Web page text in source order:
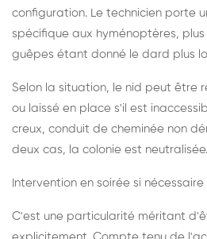
configuration. Le technicien porte
spécifique aux hyménoptères,
guêpes étant donné le dard plus
Selon la situation, le nid peut être
ou laissé en place s'il est
creux, conduit de cheminée non
deux cas, la colonie est neutralisée.
Intervention en soirée si nécessaire
C'est une particularité méritant